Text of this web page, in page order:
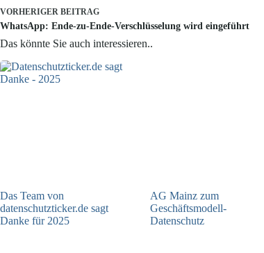
VORHERIGER BEITRAG
WhatsApp: Ende-zu-Ende-Verschlüsselung wird eingeführt
Das könnte Sie auch interessieren..
Das Team von
datenschutzticker.de sagt
Danke für 2025
AG Mainz zum
Geschäftsmodell-
Datenschutz